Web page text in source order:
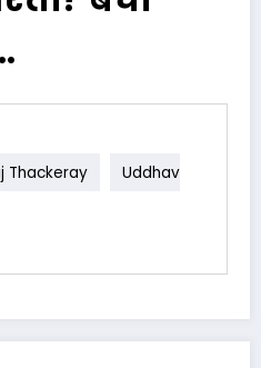
Thackeray Uddhav